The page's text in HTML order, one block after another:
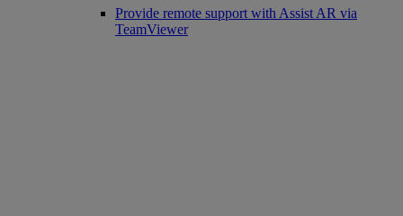
Provide remote support with Assist AR via
TeamViewer